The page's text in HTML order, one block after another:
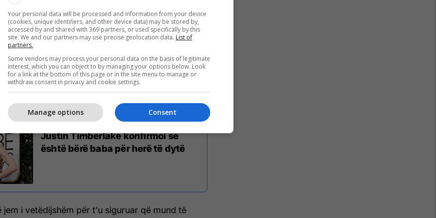
Biel (Foto: Getty Images)
tregoi se ai dhe gruaja e tij, Jessica Biel,
vëmendja e publikut dhe përpiqen t’u japin atyre
Justin Timberlake konfirmoi se
është bërë baba për herë të dytë
jem i vetëdijshëm për t'u siguruar që mund të
Your personal data will be processed and information from your device
(cookies, unique identifiers, and other device data) may be stored by,
accessed by and shared with 369 partners, or used specifically by this
site. We and our partners may use precise geolocation data. List of
partners.
Some vendors may process your personal data on the basis of legitimate
interest, which you can object to by managing your options below. Look
for a link at the bottom of this page or in the site menu to manage or
withdraw consent in privacy and cookie settings.
Consent
Manage options